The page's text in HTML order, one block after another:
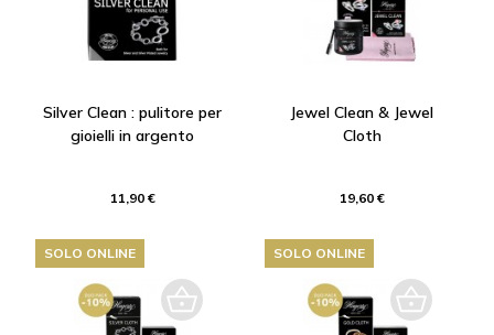
Silver Clean : pulitore per
gioielli in argento
11,90 €
Jewel Clean & Jewel
Cloth
19,60 €
SOLO ONLINE SOLO ONLINE